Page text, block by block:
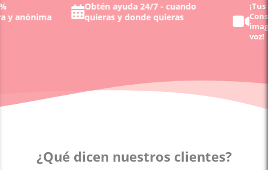
anónima
Obtén ayuda 24/7 - cuando
quieras y donde quieras
¡Tus
voz!
¿Qué dicen nuestros clientes?